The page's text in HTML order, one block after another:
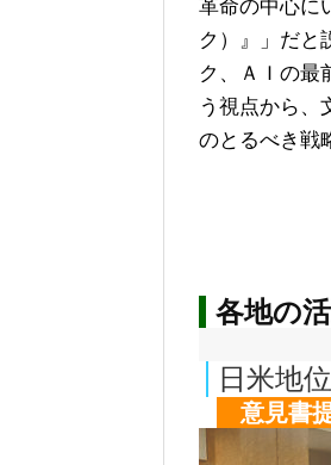
革命の中心に
ク）』」だと
ク、ＡＩの最
う視点から、
のとるべき戦
各地の
日米地
意見書